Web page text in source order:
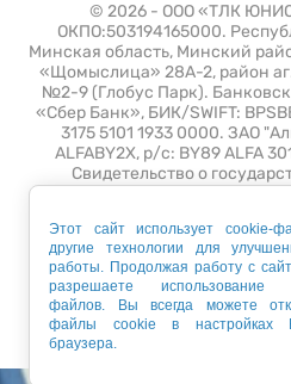
© 2026 - ООО «ТЛК
ОКПО:503194165000.
Минская область, Минский
«Щомыслица» 28А-2, район
№2-9 (Глобус Парк).
«Сбер Банк», БИК/SWIFT:
3175 5101 1933 0000. ЗАО
ALFABY2X, р/с: BY89 ALFA
Свидетельство о
апреля 2021 года с
Время работы: Пн -
Мegagroup.by - создание
Этот сайт использует cookie-
другие технологии для
работы. Продолжая работу с
разрешаете использование
файлов. Вы всегда можете
файлы cookie в настройках
браузера.